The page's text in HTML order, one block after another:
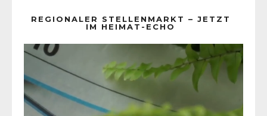
REGIONALER STELLENMARKT – JETZT
IM HEIMAT-ECHO
Player